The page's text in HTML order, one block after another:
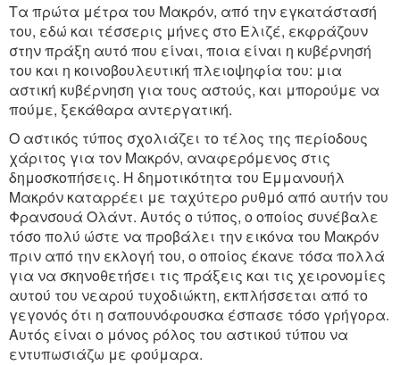
Τα πρώτα μέτρα του Mακρόν, από την εγκατάστασή
του, εδώ και τέσσερις μήνες στο Ελιζέ, εκφράζουν
στην πράξη αυτό που είναι, ποια είναι η κυβέρνησή
του και η κοινοβουλευτική πλειοψηφία του: μια
αστική κυβέρνηση για τους αστούς, και μπορούμε να
πούμε, ξεκάθαρα αντεργατική.
Ο αστικός τύπος σχολιάζει το τέλος της περίοδους
χάριτος για τον Mακρόν, αναφερόμενος στις
δημοσκοπήσεις. Η δημοτικότητα του Εμμανουήλ
Μακρόν καταρρέει με ταχύτερο ρυθμό από αυτήν του
Φρανσουά Ολάντ. Αυτός ο τύπος, ο οποίος συνέβαλε
τόσο πολύ ώστε να προβάλει την εικόνα του Mακρόν
πριν από την εκλογή του, ο οποίος έκανε τόσα πολλά
για να σκηνοθετήσει τις πράξεις και τις χειρονομίες
αυτού του νεαρού τυχοδιώκτη, εκπλήσσεται από το
γεγονός ότι η σαπουνόφουσκα έσπασε τόσο γρήγορα.
Αυτός είναι ο μόνος ρόλος του αστικού τύπου να
εντυπωσιάζω με φούμαρα.